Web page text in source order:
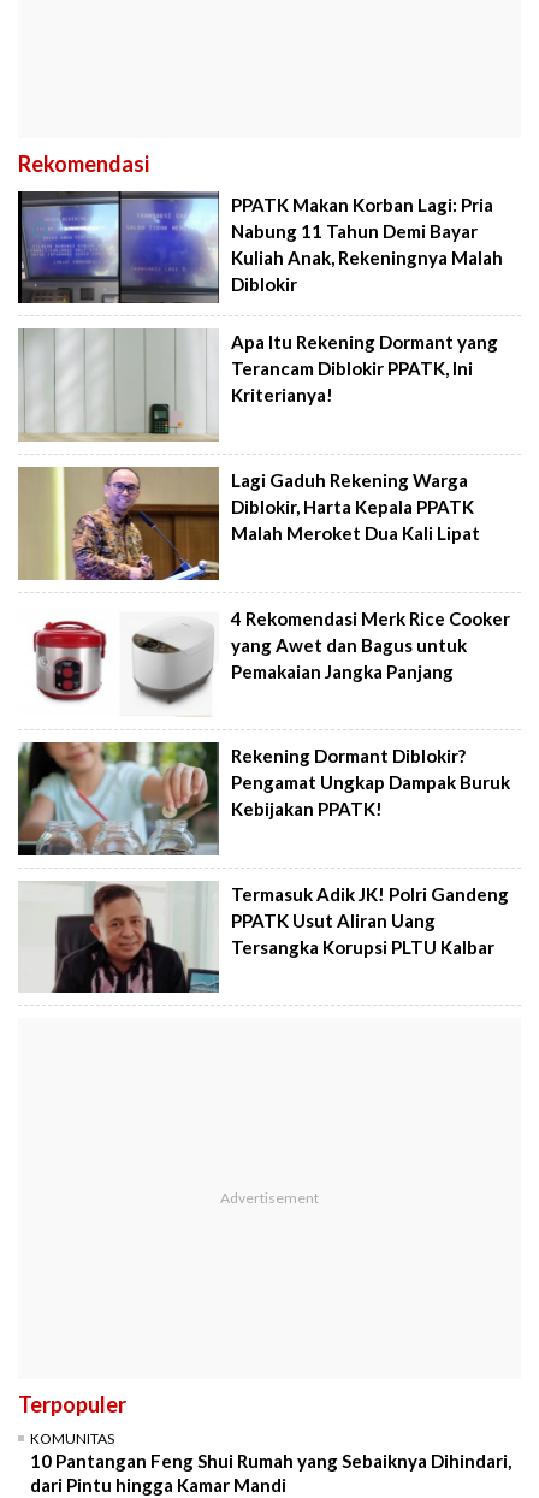
Rekomendasi
PPATK Makan Korban Lagi: Pria
Nabung 11 Tahun Demi Bayar
Kuliah Anak, Rekeningnya Malah
Diblokir
Apa Itu Rekening Dormant yang
Terancam Diblokir PPATK, Ini
Kriterianya!
Lagi Gaduh Rekening Warga
Diblokir, Harta Kepala PPATK
Malah Meroket Dua Kali Lipat
4 Rekomendasi Merk Rice Cooker
yang Awet dan Bagus untuk
Pemakaian Jangka Panjang
Rekening Dormant Diblokir?
Pengamat Ungkap Dampak Buruk
Kebijakan PPATK!
Termasuk Adik JK! Polri Gandeng
PPATK Usut Aliran Uang
Tersangka Korupsi PLTU Kalbar
Terpopuler
KOMUNITAS
10 Pantangan Feng Shui Rumah yang Sebaiknya Dihindari,
dari Pintu hingga Kamar Mandi